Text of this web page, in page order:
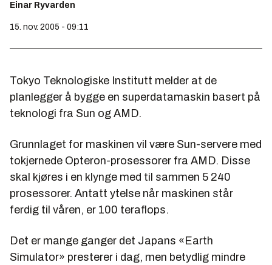
Einar Ryvarden
15. nov. 2005 - 09:11
Tokyo Teknologiske Institutt melder at de
planlegger å bygge en superdatamaskin basert på
teknologi fra Sun og AMD.
Grunnlaget for maskinen vil være Sun-servere med
tokjernede Opteron-prosessorer fra AMD. Disse
skal kjøres i en klynge med til sammen 5 240
prosessorer. Antatt ytelse når maskinen står
ferdig til våren, er 100 teraflops.
Det er mange ganger det Japans «Earth
Simulator» presterer i dag, men betydlig mindre